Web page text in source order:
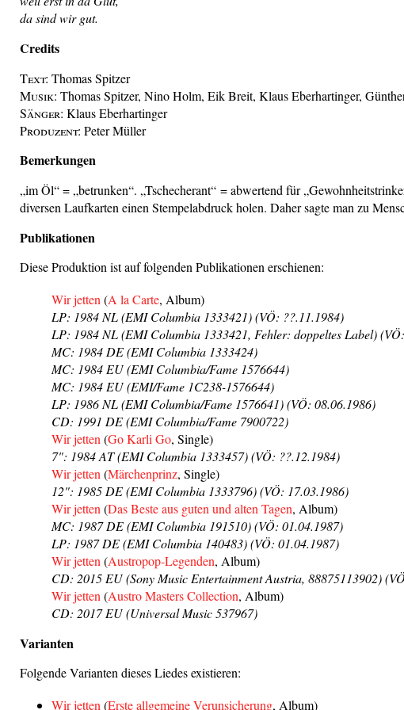
da sind wir gut.
Credits
Text: Thomas Spitzer
Musik: Thomas Spitzer, Nino Holm, Eik Breit, Klaus Eberhartinger,
Sänger: Klaus Eberhartinger
Produzent: Peter Müller
Bemerkungen
„im Öl“ = „betrunken“. „Tschecherant“ = abwertend für
diversen Laufkarten einen Stempelabdruck holen. Daher sagte man zu
Publikationen
Diese Produktion ist auf folgenden Publikationen erschienen:
Wir jetten (A la Carte, Album)
LP: 1984 NL (EMI Columbia 1333421) (VÖ: ??.11.1984)
LP: 1984 NL (EMI Columbia 1333421, Fehler: doppeltes Label)
MC: 1984 DE (EMI Columbia 1333424)
MC: 1984 EU (EMI Columbia/Fame 1576644)
MC: 1984 EU (EMI/Fame 1C238-1576644)
LP: 1986 NL (EMI Columbia/Fame 1576641) (VÖ: 08.06.1986)
CD: 1991 DE (EMI Columbia/Fame 7900722)
Wir jetten (Go Karli Go, Single)
7": 1984 AT (EMI Columbia 1333457) (VÖ: ??.12.1984)
Wir jetten (Märchenprinz, Single)
12": 1985 DE (EMI Columbia 1333796) (VÖ: 17.03.1986)
Wir jetten (Das Beste aus guten und alten Tagen, Album)
MC: 1987 DE (EMI Columbia 191510) (VÖ: 01.04.1987)
LP: 1987 DE (EMI Columbia 140483) (VÖ: 01.04.1987)
Wir jetten (Austropop-Legenden, Album)
CD: 2015 EU (Sony Music Entertainment Austria, 88875113902)
Wir jetten (Austro Masters Collection, Album)
CD: 2017 EU (Universal Music 537967)
Varianten
Folgende Varianten dieses Liedes existieren:
Wir jetten (Erste allgemeine Verunsicherung, Album)